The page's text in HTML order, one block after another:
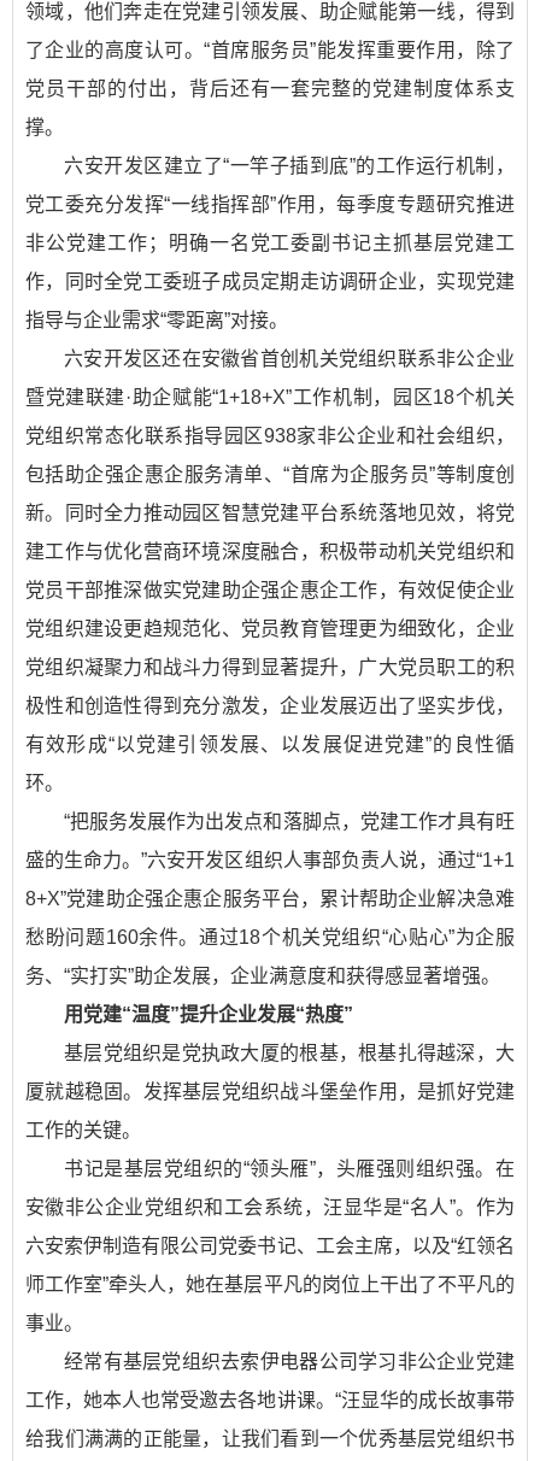
领域，他们奔走在党建引领发展、助企赋能第一线，得到
了企业的高度认可。“首席服务员”能发挥重要作用，除了
党员干部的付出，背后还有一套完整的党建制度体系支
撑。
六安开发区建立了“一竿子插到底”的工作运行机制，
党工委充分发挥“一线指挥部”作用，每季度专题研究推进
非公党建工作；明确一名党工委副书记主抓基层党建工
作，同时全党工委班子成员定期走访调研企业，实现党建
指导与企业需求“零距离”对接。
六安开发区还在安徽省首创机关党组织联系非公企业
暨党建联建·助企赋能“1+18+X”工作机制，园区18个机关
党组织常态化联系指导园区938家非公企业和社会组织，
包括助企强企惠企服务清单、“首席为企服务员”等制度创
新。同时全力推动园区智慧党建平台系统落地见效，将党
建工作与优化营商环境深度融合，积极带动机关党组织和
党员干部推深做实党建助企强企惠企工作，有效促使企业
党组织建设更趋规范化、党员教育管理更为细致化，企业
党组织凝聚力和战斗力得到显著提升，广大党员职工的积
极性和创造性得到充分激发，企业发展迈出了坚实步伐，
有效形成“以党建引领发展、以发展促进党建”的良性循
环。
“把服务发展作为出发点和落脚点，党建工作才具有旺
盛的生命力。”六安开发区组织人事部负责人说，通过“1+1
8+X”党建助企强企惠企服务平台，累计帮助企业解决急难
愁盼问题160余件。通过18个机关党组织“心贴心”为企服
务、“实打实”助企发展，企业满意度和获得感显著增强。
用党建“温度”提升企业发展“热度”
基层党组织是党执政大厦的根基，根基扎得越深，大
厦就越稳固。发挥基层党组织战斗堡垒作用，是抓好党建
工作的关键。
书记是基层党组织的“领头雁”，头雁强则组织强。在
安徽非公企业党组织和工会系统，汪显华是“名人”。作为
六安索伊制造有限公司党委书记、工会主席，以及“红领名
师工作室”牵头人，她在基层平凡的岗位上干出了不平凡的
事业。
经常有基层党组织去索伊电器公司学习非公企业党建
工作，她本人也常受邀去各地讲课。“汪显华的成长故事带
给我们满满的正能量，让我们看到一个优秀基层党组织书